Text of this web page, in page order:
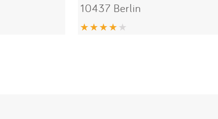
10437 Berlin